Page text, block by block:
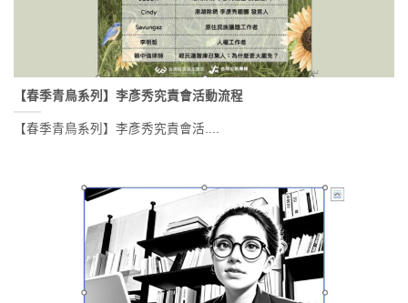
【春季青鳥系列】李彥秀究責會活動流程
【春季青鳥系列】李彥秀究責會活....